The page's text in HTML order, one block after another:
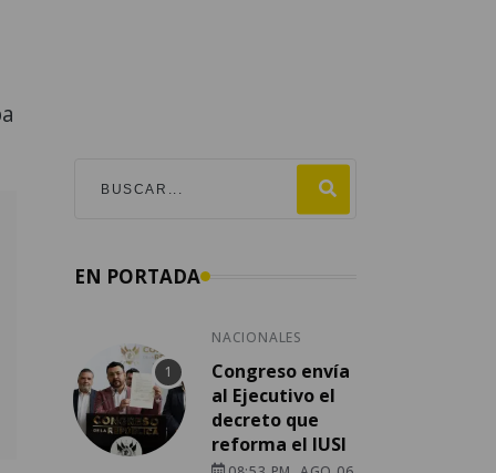
EN PORTADA
NACIONALES
Congreso envía
al Ejecutivo el
decreto que
reforma el IUSI